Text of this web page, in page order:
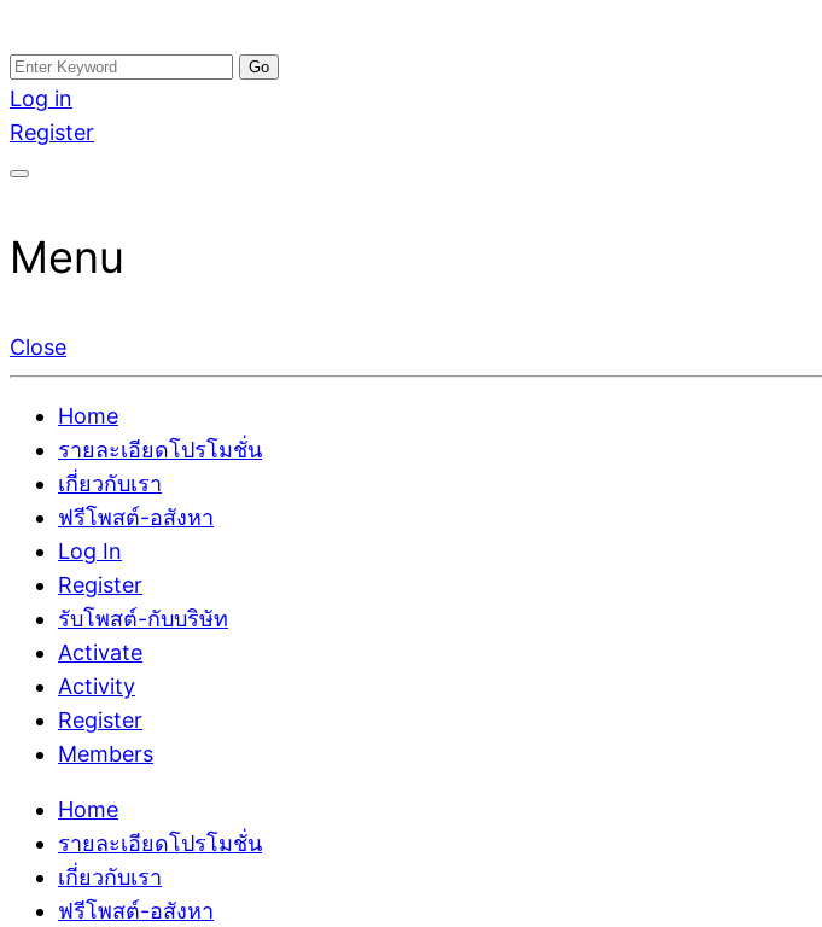
Skip
to
content
อสังหาโพสต์ รีวิวเยอะ รับจ้างโพสต์ขายบ้าน รับจ้างโพสต์อสังหา แตกต่างอย่างตั้งใจ
ติดGoogleหน้าแรกได้จริงๆ ใน 7 วัน
รับจ้างโพสอสังหา ขายบ้าน อสังหาโพสต์ เชื่อถือได้จริง รับโพสต์ ที่ดิน กับทีมงานบริษัท
เดียว ที่กล้าการันตีผลงาน ประสบการณ์กว่า20ปี ทีมงานมืออาชีพ ช่วยคุณขายบ้านมานา
Search
for:
Log in
Register
Menu
Close
Home
รายละเอียดโปรโมชั่น
เกี่ยวกับเรา
ฟรีโพสต์-อสังหา
Log In
Register
รับโพสต์-กับบริษัท
Activate
Activity
Register
Members
Home
รายละเอียดโปรโมชั่น
เกี่ยวกับเรา
ฟรีโพสต์-อสังหา